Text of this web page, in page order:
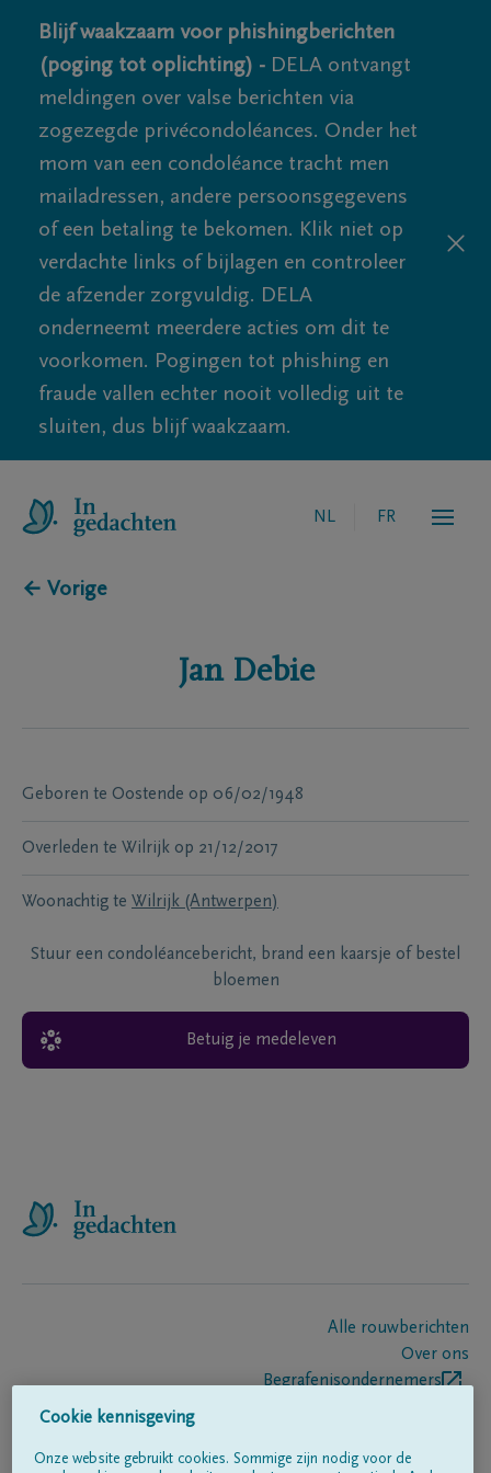
Blijf waakzaam voor phishingberichten
(poging tot oplichting) - DELA ontvangt
meldingen over valse berichten via
zogezegde privécondoléances. Onder het
mom van een condoléance tracht men
mailadressen, andere persoonsgegevens
of een betaling te bekomen. Klik niet op
verdachte links of bijlagen en controleer
de afzender zorgvuldig. DELA
onderneemt meerdere acties om dit te
voorkomen. Pogingen tot phishing en
fraude vallen echter nooit volledig uit te
sluiten, dus blijf waakzaam.
NL FR
← Vorige
Jan Debie
Geboren te Oostende op 06/02/1948
Overleden te Wilrijk op 21/12/2017
Woonachtig te Wilrijk (Antwerpen)
Stuur een condoléancebericht, brand een kaarsje of bestel
bloemen
Betuig je medeleven
Alle rouwberichten
Over ons
Begrafenisondernemers
Cookie kennisgeving
Onze website gebruikt cookies. Sommige zijn nodig voor de